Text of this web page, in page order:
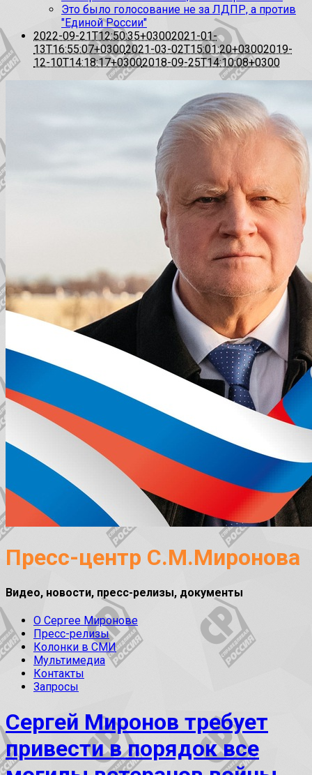
Это было голосование не за ЛДПР, а против
"Единой России"
2022-09-21T12:50:35+03002021-01-
13T16:55:07+03002021-03-02T15:01:20+03002019-
12-10T14:18:17+03002018-09-25T14:10:08+0300
Пресс-центр С.М.Миронова
Видео, новости, пресс-релизы, документы
О Сергее Миронове
Пресс-релизы
Колонки в СМИ
Мультимедиа
Контакты
Запросы
Сергей Миронов требует
привести в порядок все